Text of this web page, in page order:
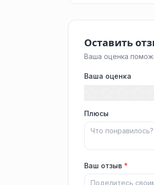
Оставить
Ваша оценка
Ваша оценка
Плюсы
Ваш отзыв *